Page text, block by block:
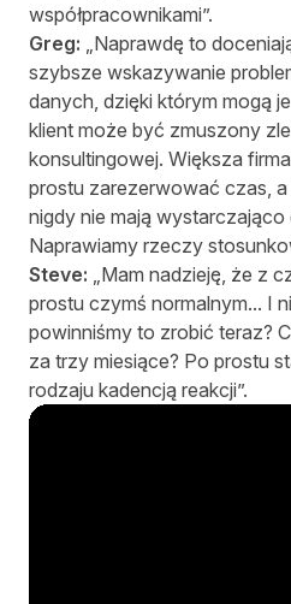
współpracownikami”.
Greg:
„Naprawdę to
szybsze wskazywanie
danych, dzięki którym mogą
klient może być zmuszony
konsultingowej. Większa
prostu zarezerwować czas,
nigdy nie mają wystarczająco
Naprawiamy rzeczy
Steve:
„Mam nadzieję, że z
prostu czymś normalnym... I
powinniśmy to zrobić teraz?
za trzy miesiące? Po prostu
rodzaju kadencją reakcji”.